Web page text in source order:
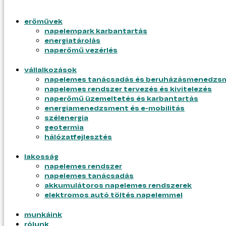
tudástár
gyik
tudástár
blog
gyik
erőművek
napelempark karbantartás
energiatárolás
naperőmű vezérlés
vállalkozások
napelemes tanácsadás és
napelemes rendszer tervezés és kivitelezés
naperőmű üzemeltetés és karbantartás
energiamenedzsment és e-mobilitás
szélenergia
geotermia
hálózatfejlesztés
lakosság
napelemes rendszer
napelemes tanácsadás
akkumulátoros napelemes rendszerek
elektromos autó töltés napelemmel
munkáink